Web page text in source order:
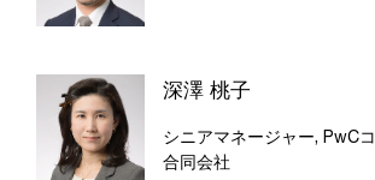
深澤 桃子
シニアマネージャー, PwC
合同会社